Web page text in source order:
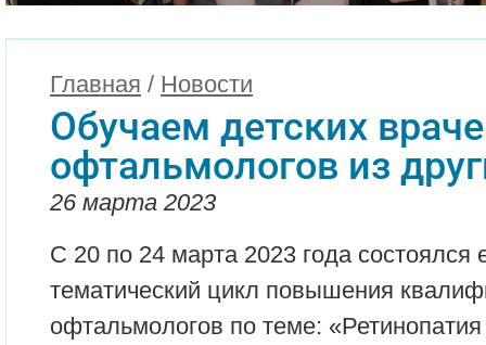
Главная / Новости
Обучаем детских
офтальмологов из
26 марта 2023
С 20 по 24 марта 2023 года состоялся
тематический цикл повышения
офтальмологов по теме: